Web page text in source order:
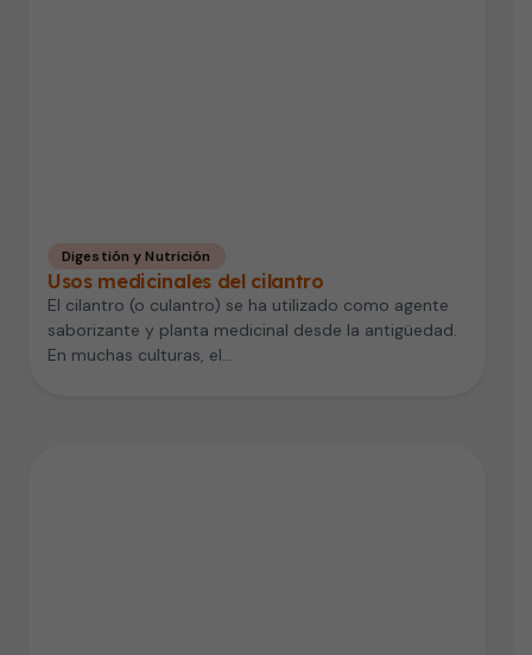
Digestión y Nutrición
Usos medicinales del cilantro
El cilantro (o culantro) se ha utilizado como agente
saborizante y planta medicinal desde la antigüedad.
En muchas culturas, el…